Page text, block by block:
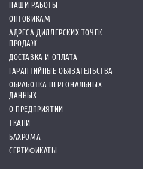
НАШИ РАБОТЫ
ОПТОВИКАМ
АДРЕСА ДИЛЛЕРСКИХ ТОЧЕК
ПРОДАЖ
ДОСТАВКА И ОПЛАТА
ГАРАНТИЙНЫЕ ОБЯЗАТЕЛЬСТВА
ОБРАБОТКА ПЕРСОНАЛЬНЫХ
ДАННЫХ
О ПРЕДПРИЯТИИ
ТКАНИ
БАХРОМА
СЕРТИФИКАТЫ